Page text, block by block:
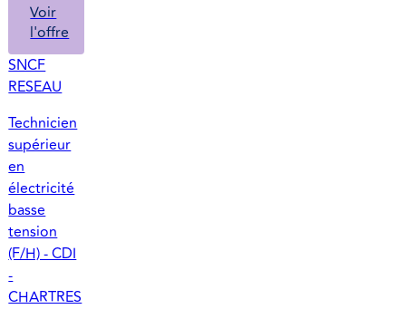
Voir
l'offre
SNCF
RESEAU
Technicien
supérieur
en
électricité
basse
tension
(F/H) - CDI
-
CHARTRES